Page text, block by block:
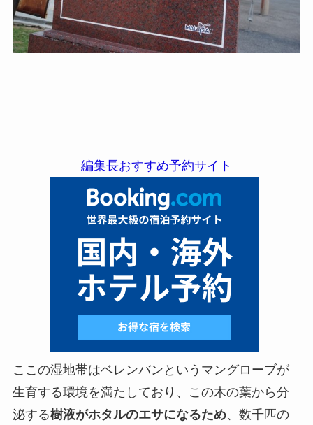
編集長おすすめ予約サイト
ここの湿地帯はベレンバンというマングローブが
生育する環境を満たしており、この木の葉から分
泌する樹液がホタルのエサになるため、数千匹の